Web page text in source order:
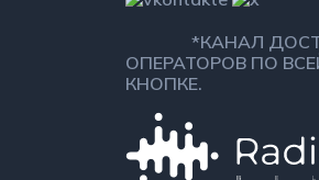
*КАНАЛ
ОПЕРАТОРОВ ПО